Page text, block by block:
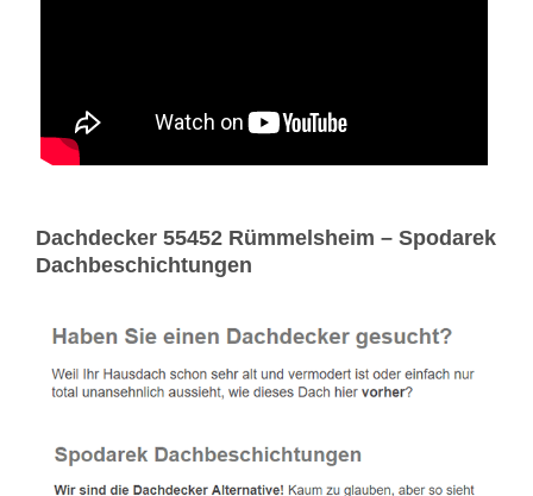
Dachdecker 55452 Rümmelsheim – Spodarek
Dachbeschichtungen